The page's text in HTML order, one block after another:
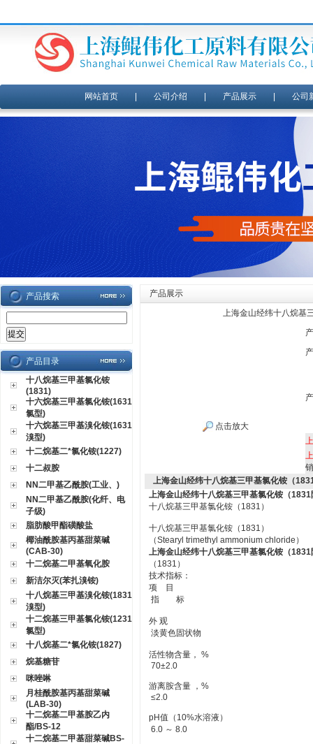
网站首页| 公司介绍 产品展示| 公司
产品搜索
产品目录
十八烷基三甲基氯化铵
(1831)
十六烷基三甲基氯化铵(1631
氯型)
十六烷基三甲基溴化铵(1631
溴型)
十二烷基二*氯化铵(1227)
十二叔胺
NN二甲基乙酰胺(工业、)
NN二甲基乙酰胺(化纤、电
子级)
脂肪酸甲酯磺酸盐
椰油酰胺基丙基甜菜碱
(CAB-30)
十二烷基二甲基氧化胺
新洁尔灭(苯扎溴铵)
十八烷基三甲基溴化铵(1831
溴型)
十二烷基三甲基氯化铵(1231
氯型)
十八烷基二*氯化铵(1827)
烷基糖苷
咪唑啉
月桂酰胺基丙基甜菜碱
(LAB-30)
十二烷基二甲基胺乙内
酯/BS-12
十二烷基二甲基甜菜碱BS-
产品展示
上海金山经纬十八烷基
点击放大
销
上海金山经纬十八烷基三甲基氯化铵（
上海金山经纬十八烷基三甲基氯化铵（
十八烷基三甲基氯化铵（1831）
十八烷基三甲基氯化铵（1831）
（Stearyl trimethyl ammonium chloride）
上海金山经纬十八烷基三甲基氯化铵（
（1831）
技术指标：
项 目
指 标
外 观
淡黄色固状物
活性物含量， %
70±2.0
游离胺含量 ，%
≤2.0
pH值（10%水溶液）
6.0 ～ 8.0